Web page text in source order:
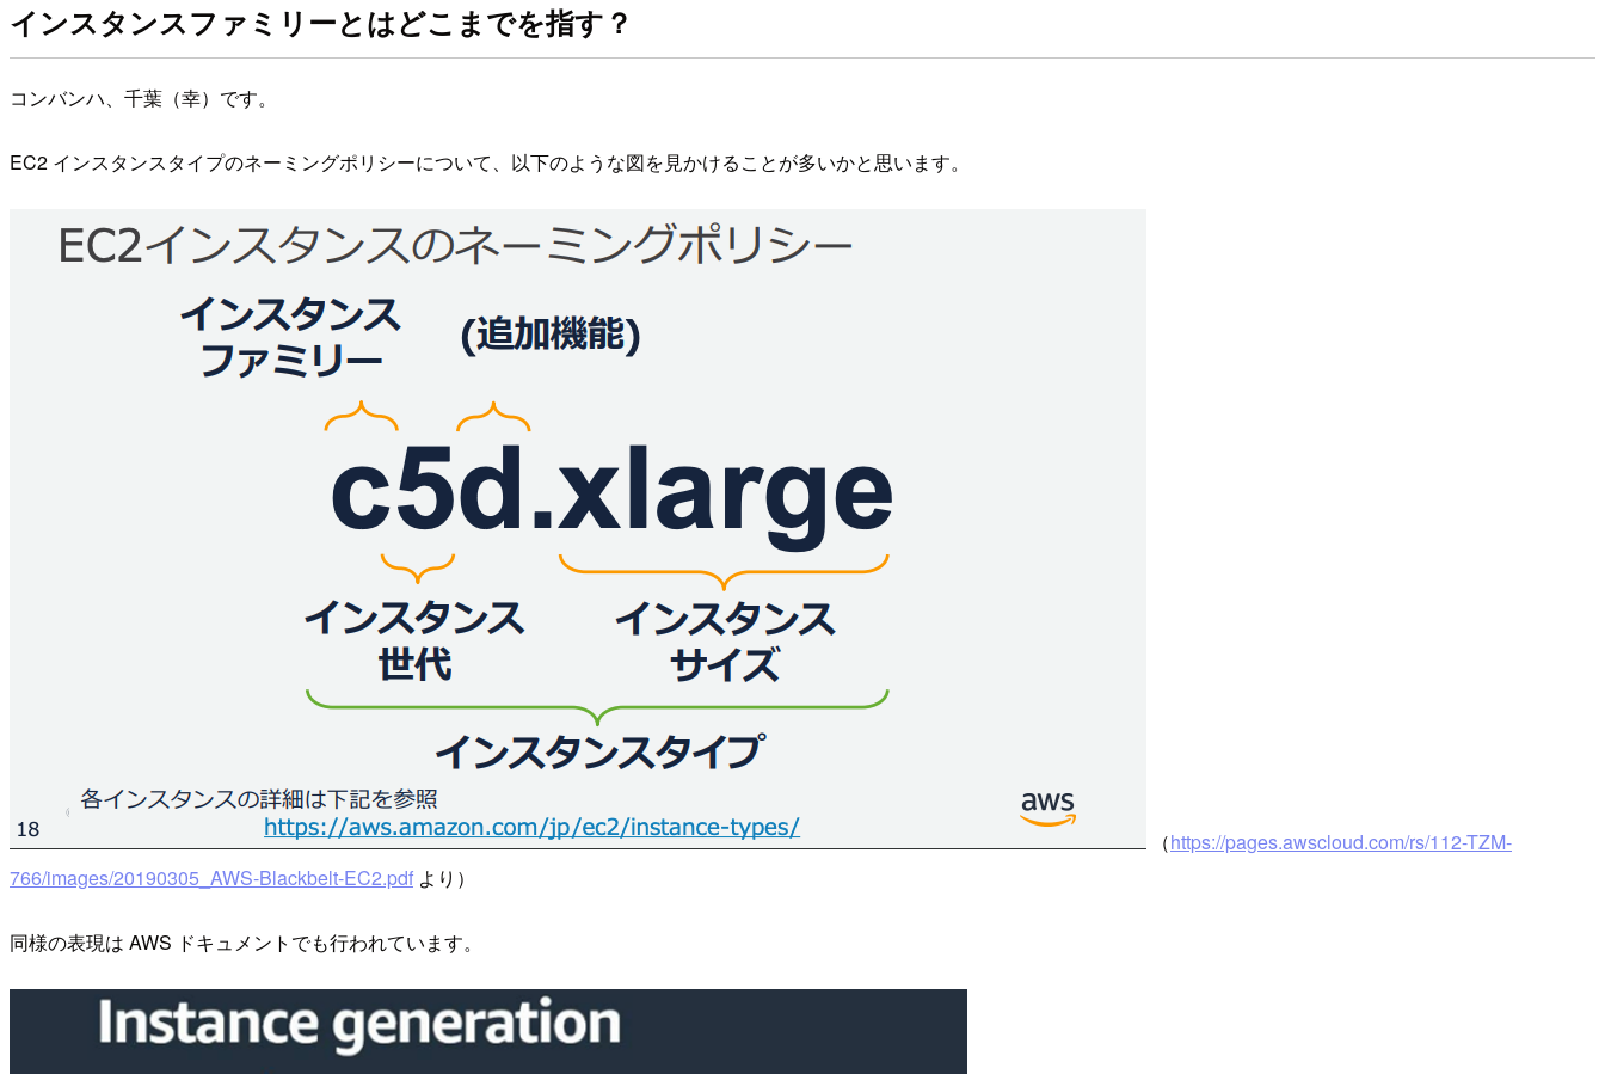
インスタンスファミリーとはどこまでを指す？
コンバンハ、千葉（幸）です。
EC2 インスタンスタイプのネーミングポリシーについて、以下のような図を見かけることが多いかと思います。
（https://pages.awscloud.com/rs/112-TZM-
766/images/20190305_AWS-Blackbelt-EC2.pdf より）
同様の表現は AWS ドキュメントでも行われています。